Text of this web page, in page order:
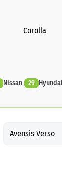
Corolla
Nissan 29 Hyundai
Avensis Verso